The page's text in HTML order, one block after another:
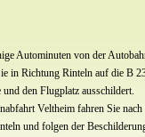
oder in unseren komfortablen
am Naturschutzgebiet – die
Satellitenanschlüsse in
Räumen befinden
viele Freizeitmöglichkeiten:
sowie großer
Autominuten von der
in Richtung Rinteln auf die B
den Flugplatz ausschildert.
Veltheim fahren Sie
und folgen der